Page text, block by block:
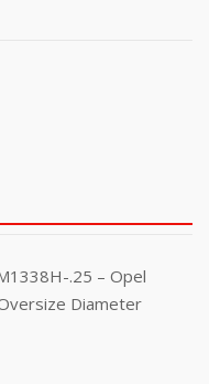
.25 – Opel
Diameter